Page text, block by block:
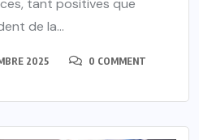
tant positives que
de la...
2025 0 COMMENT